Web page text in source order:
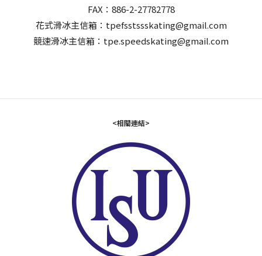
FAX：886-2-27782778
花式滑冰主信箱：tpefsstssskating@gmail.com
競速滑冰主信箱：tpe.speedskating@gmail.com
<相關連結>